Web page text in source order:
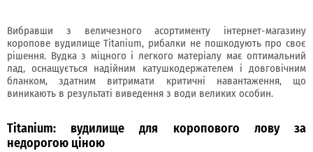
Вибравши з величезного асортименту інтернет-магазину
коропове вудилище Titanium, рибалки не пошкодують про своє
рішення. Вудка з міцного і легкого матеріалу має оптимальний
лад, оснащується надійним катушкодержателем і довговічним
бланком, здатним витримати критичні навантаження, що
виникають в результаті виведення з води великих особин.
Titanium: вудилище для коропового лову за
недорогою ціною